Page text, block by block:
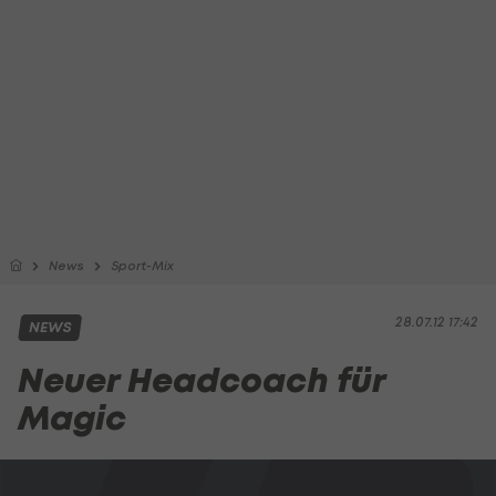
News Sport-Mix
28.07.12 17:42
NEWS
Neuer Headcoach für
Magic